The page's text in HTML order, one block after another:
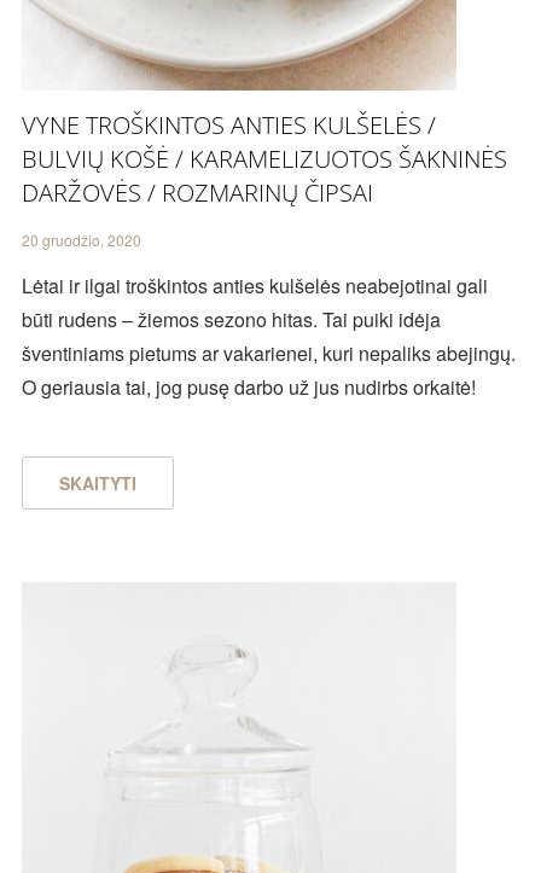
VYNE TROŠKINTOS ANTIES KULŠELĖS /
BULVIŲ KOŠĖ / KARAMELIZUOTOS ŠAKNINĖS
DARŽOVĖS / ROZMARINŲ ČIPSAI
20 gruodžio, 2020
Lėtai ir ilgai troškintos anties kulšelės neabejotinai gali
būti rudens – žiemos sezono hitas. Tai puiki idėja
šventiniams pietums ar vakarienei, kuri nepaliks abejingų.
O geriausia tai, jog pusę darbo už jus nudirbs orkaitė!
SKAITYTI